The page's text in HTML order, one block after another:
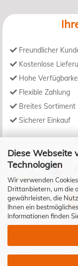
Diese Webseite
Technologien
Wir verwenden
Drittanbietern, um die
gewährleisten, die
Ihnen ein
Informationen finden
Freundlicher
Kostenlose
Hohe
Flexible Zahlung
Breites Sortiment
Sicherer Einkauf
* Preise